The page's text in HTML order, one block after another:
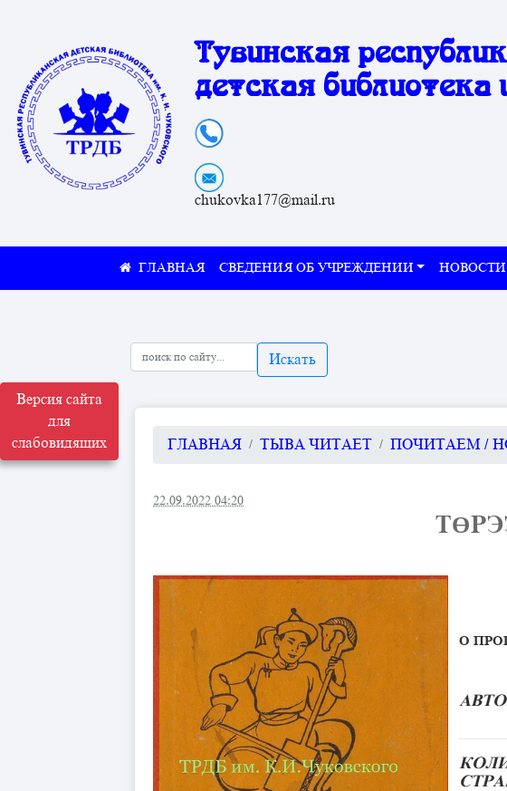
Версия сайта
для
слабовидящих
Тувинская
детская
chukovka177@mail.ru
СВЕДЕНИЯ ОБ УЧРЕЖДЕНИИ НОВОСТИ
Искать
ГЛАВНАЯ ТЫВА ЧИТАЕТ ПОЧИТАЕМ /
22.09.2022 04:20
О